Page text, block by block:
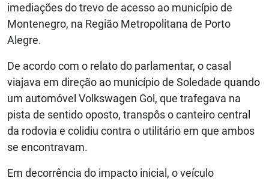
imediações do trevo de acesso ao município de
Montenegro, na Região Metropolitana de Porto
Alegre.
De acordo com o relato do parlamentar, o casal
viajava em direção ao município de Soledade quando
um automóvel Volkswagen Gol, que trafegava na
pista de sentido oposto, transpôs o canteiro central
da rodovia e colidiu contra o utilitário em que ambos
se encontravam.
Em decorrência do impacto inicial, o veículo